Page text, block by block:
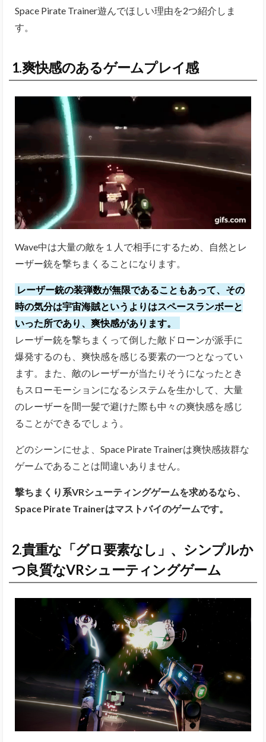
Space Pirate Trainer遊んでほしい理由を2つ紹介しま
す。
1.爽快感のあるゲームプレイ感
Wave中は大量の敵を１人で相手にするため、自然とレ
ーザー銃を撃ちまくることになります。
レーザー銃の装弾数が無限であることもあって、その
時の気分は宇宙海賊というよりはスペースランボーと
いった所であり、爽快感があります。
レーザー銃を撃ちまくって倒した敵ドローンが派手に
爆発するのも、爽快感を感じる要素の一つとなってい
ます。また、敵のレーザーが当たりそうになったとき
もスローモーションになるシステムを生かして、大量
のレーザーを間一髪で避けた際も中々の爽快感を感じ
ることができるでしょう。
どのシーンにせよ、 Space Pirate Trainerは爽快感抜群な
ゲームであることは間違いありません。
撃ちまくり系VRシューティングゲームを求めるなら、
Space Pirate Trainerはマストバイのゲームです。
2.貴重な「グロ要素なし」、シンプルか
つ良質なVRシューティングゲーム